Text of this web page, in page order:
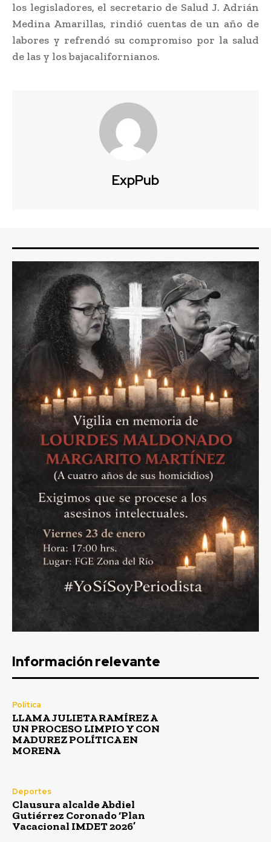
los legisladores, el secretario de Salud J. Adrián
Medina Amarillas, rindió cuentas de un año de
labores y refrendó su compromiso por la salud
de las y los bajacalifornianos.
ExpPub
Información relevante
Política
LLAMA JULIETA RAMÍREZ A
UN PROCESO LIMPIO Y CON
MADUREZ POLÍTICA EN
MORENA
Deportes
Clausura alcalde Abdiel
Gutiérrez Coronado ‘Plan
Vacacional IMDET 2026’